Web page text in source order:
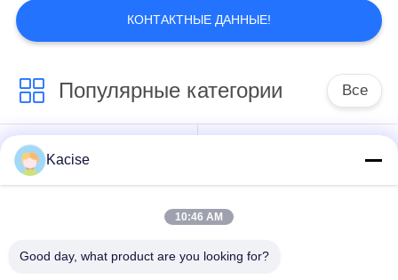
Датчик ускорителя
250
КОНТАКТНЫЕ ДАННЫЕ!
Популярные категории Все
датчик воды
качественный
жидкости
передатчик
ровный
Kacise
10:46 AM
Good day, what product are you looking for?